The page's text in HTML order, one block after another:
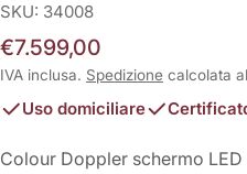
SKU: 34008
Prezzo
normale
€7.599,00
IVA inclusa. Spedizione calcolata
Uso domiciliare
Colour Doppler schermo